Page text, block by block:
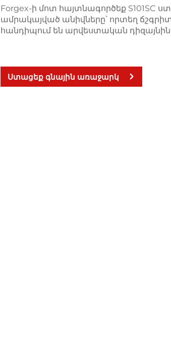
Forgex-ի մոտ հայտնագործեք S101SC
ամրակայված անիվները՝ որտեղ
հանդիպում են արվեստական
Ստացեք գնային առաջարկ